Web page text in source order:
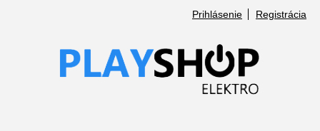
Prihlásenie Registrácia